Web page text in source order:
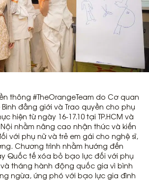
thông #TheOrangeTeam do Cơ quan
Bình đẳng giới và Trao quyền cho phụ
hiện từ ngày 16-17.10 tại TP.HCM và
nhằm nâng cao nhận thức và kiến
với phụ nữ và trẻ em gái cho nghệ sĩ,
Chương trình nhằm hướng đến
Quốc tế xóa bỏ bạo lực đối với phụ
tháng hành động quốc gia vì bình
ngừa, ứng phó với bạo lực gia đình